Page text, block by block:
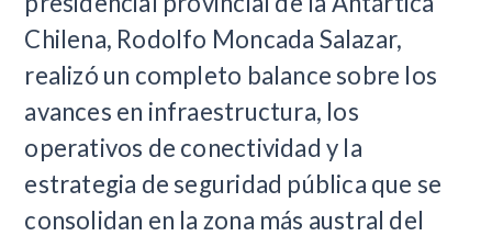
Chilena, Rodolfo Moncada Salazar,
realizó un completo balance sobre los
avances en infraestructura, los
operativos de conectividad y la
estrategia de seguridad pública que se
consolidan en la zona más austral del